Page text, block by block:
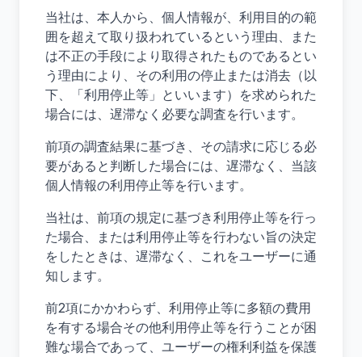
当社は、本人から、個人情報が、利用目的の範
囲を超えて取り扱われているという理由、また
は不正の手段により取得されたものであるとい
う理由により、その利用の停止または消去（以
下、「利用停止等」といいます）を求められた
場合には、遅滞なく必要な調査を行います。
前項の調査結果に基づき、その請求に応じる必
要があると判断した場合には、遅滞なく、当該
個人情報の利用停止等を行います。
当社は、前項の規定に基づき利用停止等を行っ
た場合、または利用停止等を行わない旨の決定
をしたときは、遅滞なく、これをユーザーに通
知します。
前2項にかかわらず、利用停止等に多額の費用
を有する場合その他利用停止等を行うことが困
難な場合であって、ユーザーの権利利益を保護